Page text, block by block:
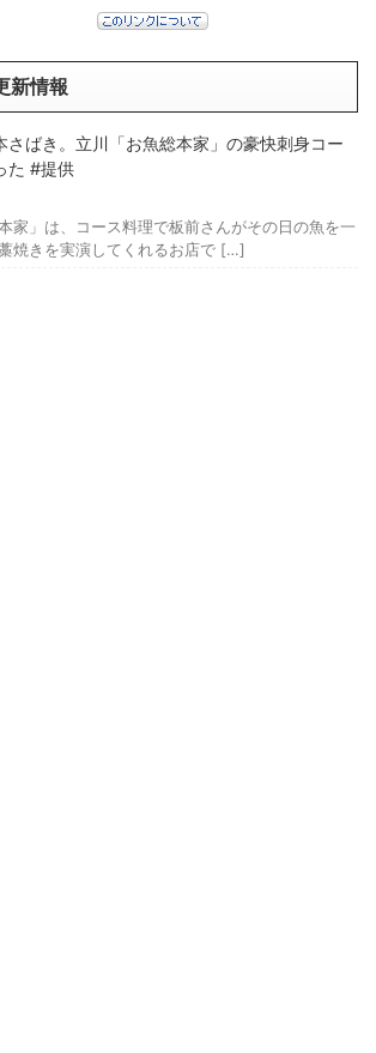
新情報
さばき。立川「お魚総本家」の豪快刺身コー
た #提供
家」は、コース料理で板前さんがその日の魚を一
焼きを実演してくれるお店で […]